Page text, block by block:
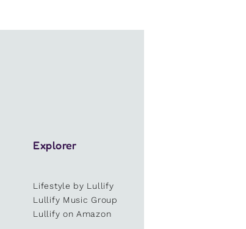
Explorer
Lifestyle by Lullify
Lullify Music Group
Lullify on Amazon